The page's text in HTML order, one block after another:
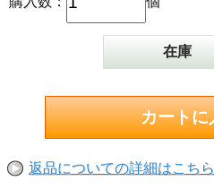
在庫
返品についての詳細はこちら